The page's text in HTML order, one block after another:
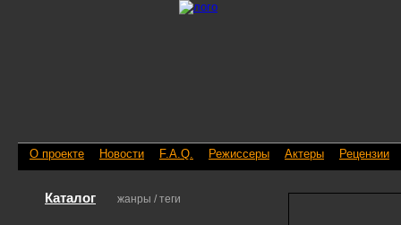
Каталог жанры / теги
О проекте Новости F.A.Q. Режиссеры Актеры Рецензии